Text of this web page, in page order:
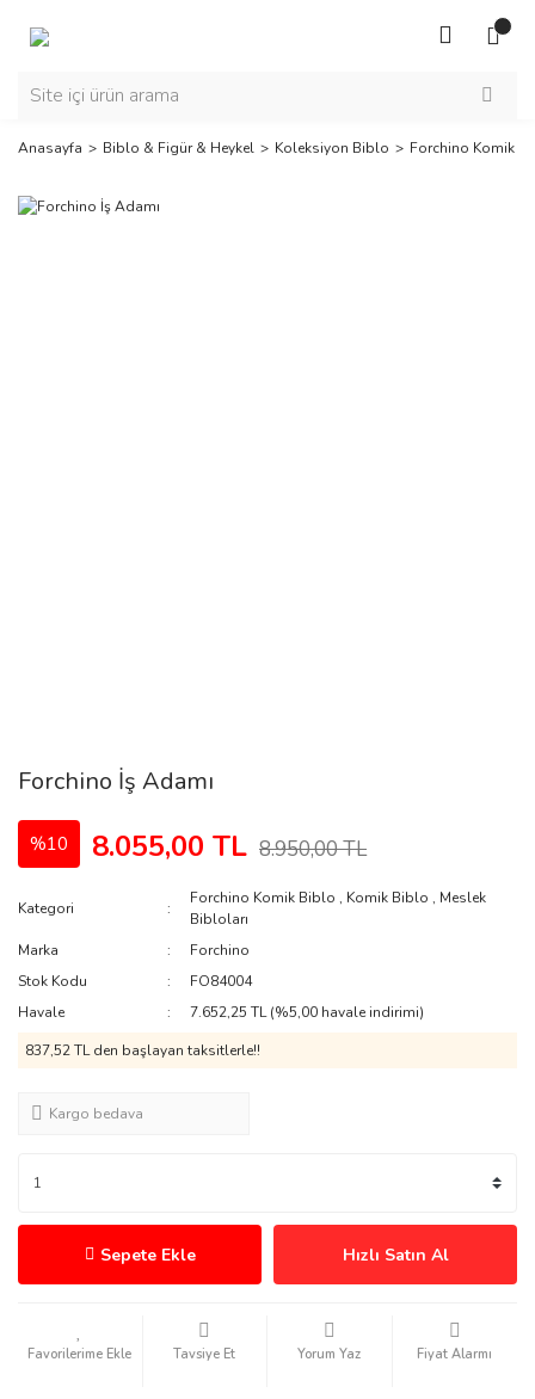
Anasayfa Biblo & Figür & Heykel Koleksiyon Biblo Forchino Komik
Forchino İş Adamı
%10 8.055,00 TL 8.950,00 TL
Kategori
Forchino Komik Biblo , Komik Biblo , Meslek
Bibloları
Marka
Forchino
Stok Kodu
FO84004
Havale
7.652,25 TL (%5,00 havale indirimi)
837,52 TL den başlayan taksitlerle!!
Kargo bedava
Sepete Ekle Hızlı Satın Al
Tavsiye Et Yorum Yaz Fiyat Alarmı